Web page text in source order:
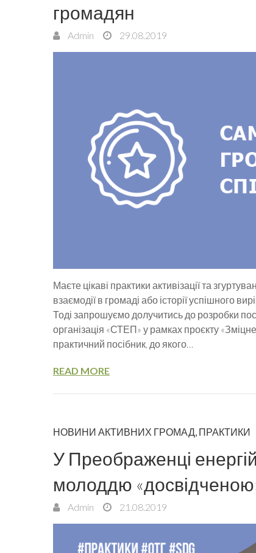
громадян
Admin 29.08.2019
Маєте цікаві практики активізації та
взаємодії в громаді або історії успішного
Тоді запрошуємо долучитись до розробки
організація «СТЕП» у рамках проєкту
практичний посібник, до якого…
READ MORE
НОВИНИ АКТИВНИХ ГРОМАД ПРАКТИКИ
У Преображенці
молоддю
Admin 21.08.2019